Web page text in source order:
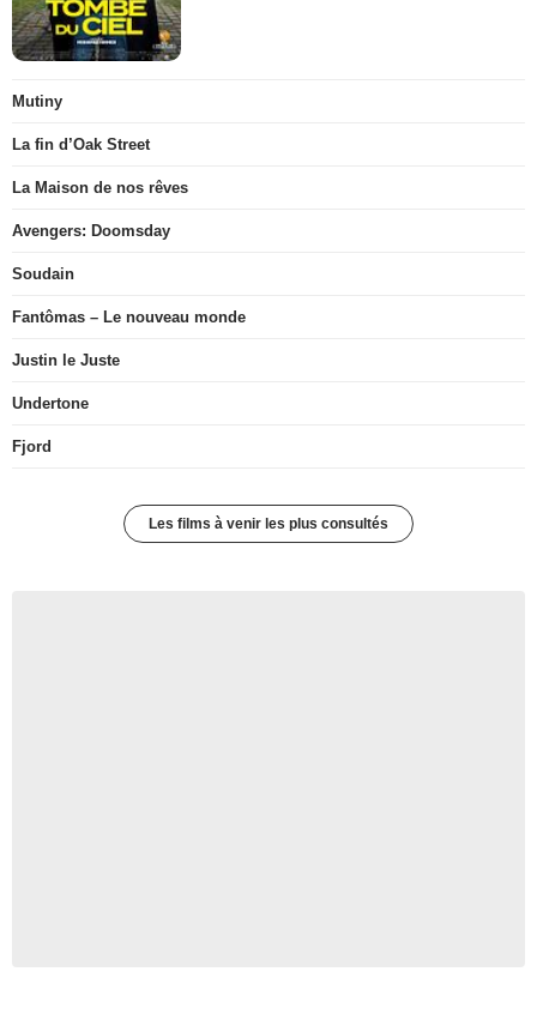
Mutiny
La fin d’Oak Street
La Maison de nos rêves
Avengers: Doomsday
Soudain
Fantômas – Le nouveau monde
Justin le Juste
Undertone
Fjord
Les films à venir les plus consultés